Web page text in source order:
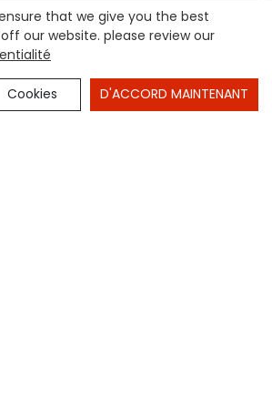
UNE ENQUÊTE MAINTENANT
that we give you the best
our website. please review our
Cookies D'ACCORD MAINTENANT